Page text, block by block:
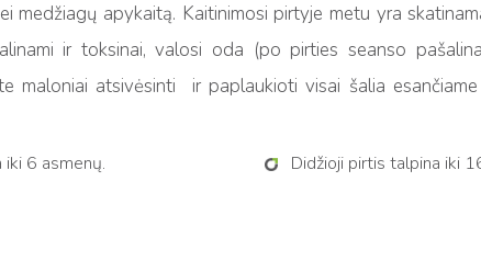
medžiagų apykaitą. Kaitinimosi pirtyje metu yra
ir toksinai, valosi oda (po pirties seanso
maloniai atsivėsinti ir paplaukioti visai šalia
6 asmenų. Didžioji pirtis talpina iki